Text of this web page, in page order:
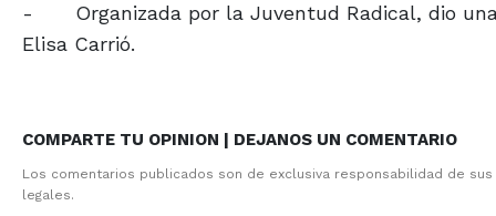
-
Organizada por la Juventud Radical, dio
Elisa Carrió.
COMPARTE TU OPINION | DEJANOS UN COMENTARIO
Los comentarios publicados son de exclusiva responsabilidad de
legales.